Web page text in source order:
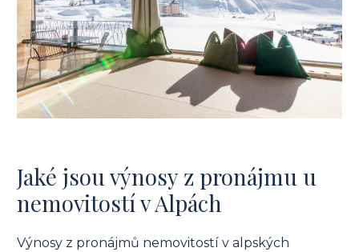
Jaké jsou výnosy z pronájmu u
nemovitostí v Alpách
Výnosy z pronájmů nemovitostí v alpských